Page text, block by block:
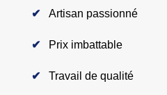
Artisan passionné
Prix imbattable
Travail de qualité